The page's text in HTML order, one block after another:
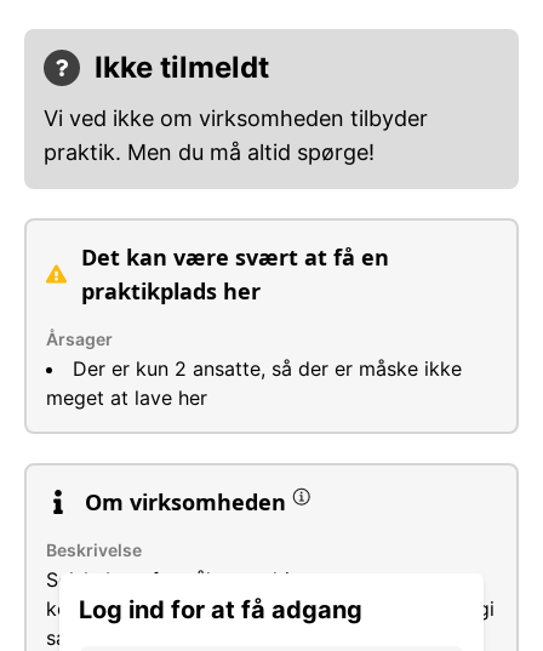
Log ind for at få adgang
Ikke tilmeldt
Vi ved ikke om virksomheden tilbyder
praktik. Men du må altid spørge!
Det kan være svært at få en
praktikplads her
Årsager
Der er kun 2 ansatte, så der er måske ikke
meget at lave her
Om virksomheden
Beskrivelse
Selskabets formål er at drive
konsulentvirksomhed med informationsteknologi
samt enhver i forbindelse hermed stående